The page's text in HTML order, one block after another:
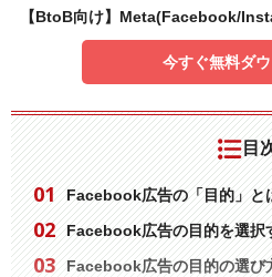
【BtoB向け】Meta(Facebook/
今すぐ無料ダ
目
Facebook広告の「目的」と
Facebook広告の目的を選択
Facebook広告の目的の選び